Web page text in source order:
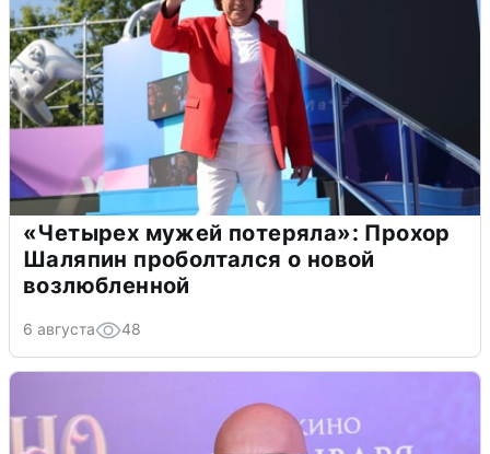
«Четырех мужей потеряла»: Прохор
Шаляпин проболтался о новой
возлюбленной
6 августа 48